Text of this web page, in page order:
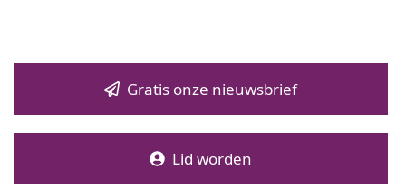
Gratis onze nieuwsbrief
Lid worden